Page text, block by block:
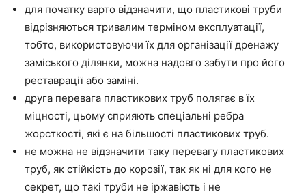
для початку варто відзначити, що пластикові труби
відрізняються тривалим терміном експлуатації,
тобто, використовуючи їх для організації дренажу
заміського ділянки, можна надовго забути про його
реставрації або заміні.
друга перевага пластикових труб полягає в їх
міцності, цьому сприяють спеціальні ребра
жорсткості, які є на більшості пластикових труб.
не можна не відзначити таку перевагу пластикових
труб, як стійкість до корозії, так як ні для кого не
секрет, що такі труби не іржавіють і не